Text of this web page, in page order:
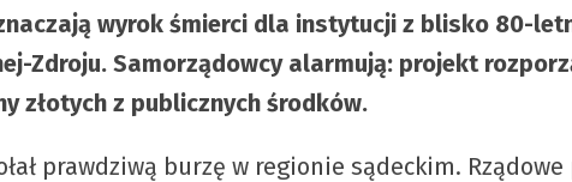
wyrok śmierci dla instytucji z blisko 80-
Zdroju. Samorządowcy alarmują: projekt
złotych z publicznych środków.
prawdziwą burzę w regionie sądeckim. Rządowe